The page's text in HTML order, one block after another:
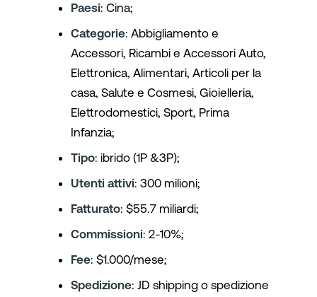
Paesi: Cina;
Categorie: Abbigliamento e
Accessori, Ricambi e Accessori Auto,
Elettronica, Alimentari, Articoli per la
casa, Salute e Cosmesi, Gioielleria,
Elettrodomestici, Sport, Prima
Infanzia;
Tipo: ibrido (1P &3P);
Utenti attivi: 300 milioni;
Fatturato: $55.7 miliardi;
Commissioni: 2-10%;
Fee: $1.000/mese;
Spedizione: JD shipping o spedizione